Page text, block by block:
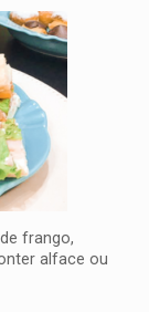
frango,
alface ou